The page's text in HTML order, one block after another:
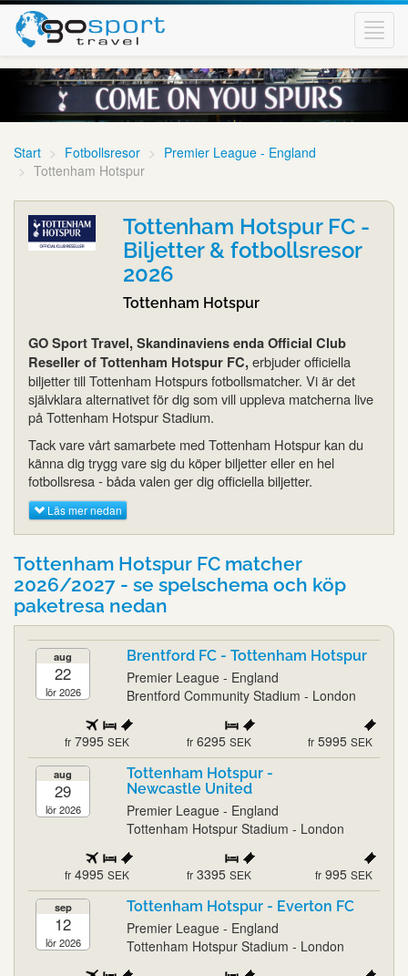
Start Fotbollsresor
Premier League - England
Tottenham Hotspur
Tottenham Hotspur FC -
Biljetter & fotbollsresor
2026
Tottenham Hotspur
GO Sport Travel, Skandinaviens enda Official Club
Reseller of Tottenham Hotspur FC, erbjuder officiella
biljetter till Tottenham Hotspurs fotbollsmatcher. Vi är det
självklara alternativet för dig som vill uppleva matcherna live
på Tottenham Hotspur Stadium.
Tack vare vårt samarbete med Tottenham Hotspur kan du
känna dig trygg vare sig du köper biljetter eller en hel
fotbollsresa - båda valen ger dig officiella biljetter.
Läs mer nedan
Tottenham Hotspur FC matcher
2026/2027 - se spelschema och köp
paketresa nedan
aug
22
lör 2026
Brentford FC - Tottenham Hotspur
Premier League - England
Brentford Community Stadium - London
fr 7995 SEK fr 6295 SEK fr 5995 SEK
aug
29
lör 2026
Tottenham Hotspur -
Newcastle United
Premier League - England
Tottenham Hotspur Stadium - London
fr 4995 SEK fr 3395 SEK fr 995 SEK
sep
12
lör 2026
Tottenham Hotspur - Everton FC
Premier League - England
Tottenham Hotspur Stadium - London